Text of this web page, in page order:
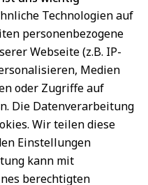
klicken Sie für Details
Technologien auf
personenbezogene
Webseite (z.B. IP-
Medien
oder Zugriffe auf
Die Datenverarbeitung
Wir teilen diese
Einstellungen
kann mit
berechtigten